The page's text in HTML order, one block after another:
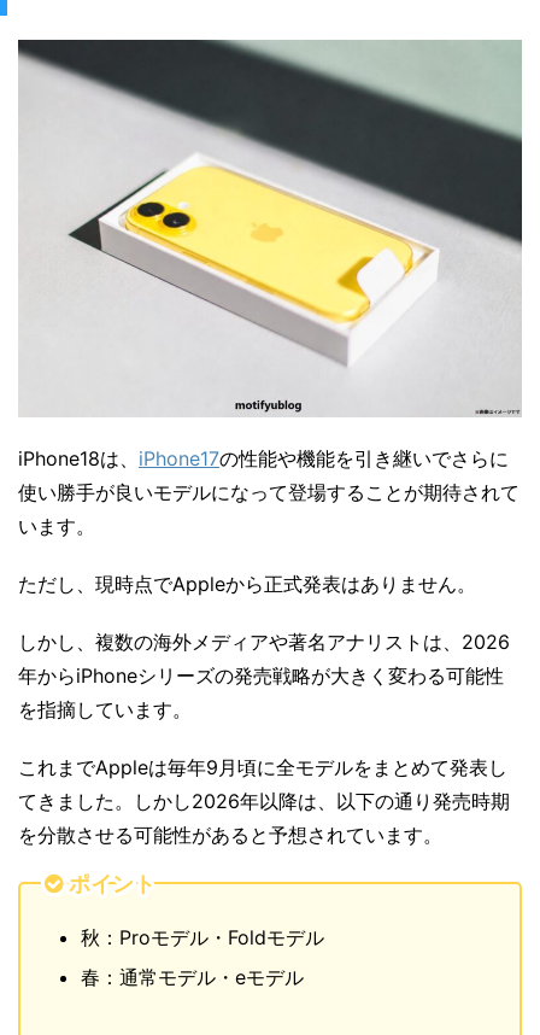
iPhone18は、 iPhone17の性能や機能を引き継いでさらに
使い勝手が良いモデルになって登場することが期待されて
います。
ただし、現時点でAppleから正式発表はありません。
しかし、複数の海外メディアや著名アナリストは、2026
年からiPhoneシリーズの発売戦略が大きく変わる可能性
を指摘しています。
これまでAppleは毎年9月頃に全モデルをまとめて発表し
てきました。しかし2026年以降は、以下の通り発売時期
を分散させる可能性があると予想されています。
ポイント
秋：Proモデル・Foldモデル
春：通常モデル・eモデル